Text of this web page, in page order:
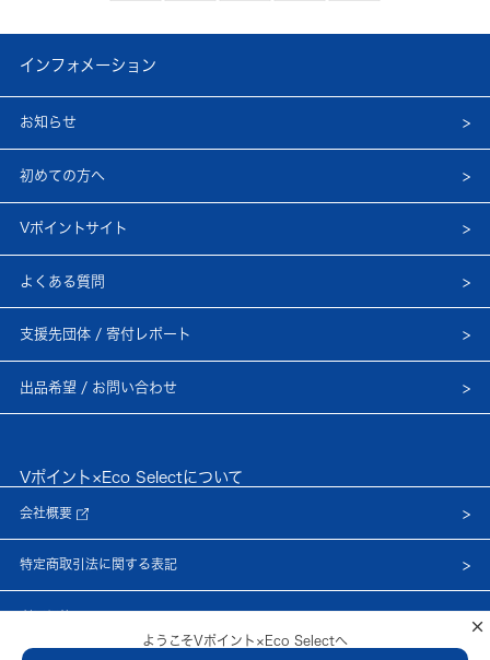
×
ようこそVポイント×Eco Selectへ
インフォメーション
お知らせ
初めての方へ
Vポイントサイト
よくある質問
支援先団体 / 寄付レポート
出品希望 / お問い合わせ
Vポイント×Eco Selectについて
会社概要
特定商取引法に関する表記